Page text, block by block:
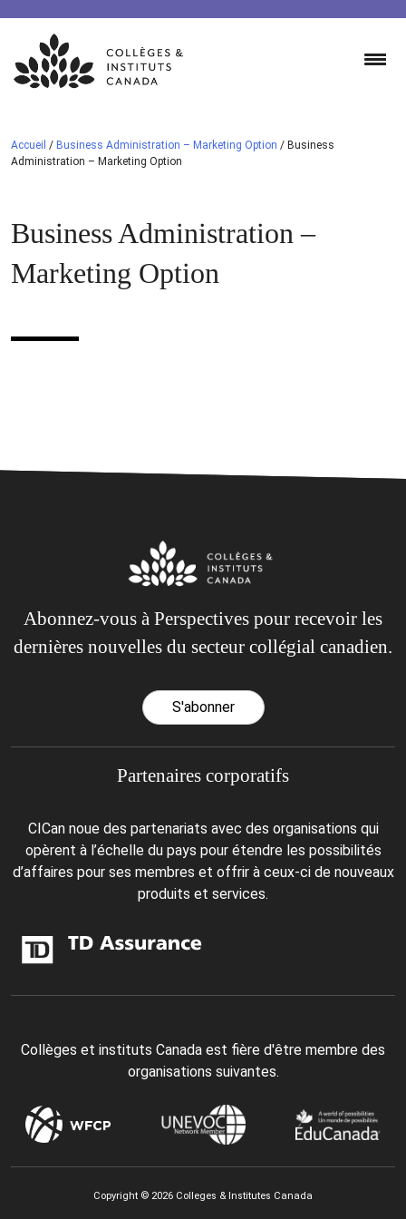
Skip
content
Accueil / Business Administration – Marketing Option / Business
Administration – Marketing Option
Business Administration –
Marketing Option
Abonnez-vous à Perspectives pour recevoir les
dernières nouvelles du secteur collégial canadien.
S'abonner
Partenaires corporatifs
CICan noue des partenariats avec des organisations qui
opèrent à l’échelle du pays pour étendre les possibilités
d’affaires pour ses membres et offrir à ceux-ci de nouveaux
produits et services.
Collèges et instituts Canada est fière d'être membre des
organisations suivantes.
Copyright © 2026 Colleges & Institutes Canada